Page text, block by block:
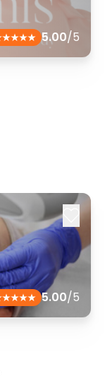
5.00/5
5.00/5